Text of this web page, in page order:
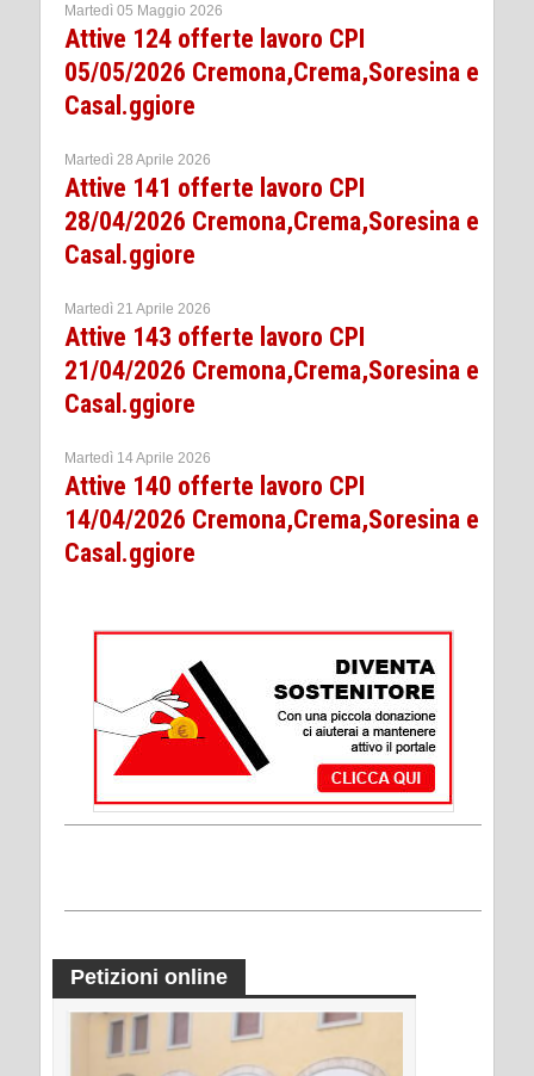
Martedì 05 Maggio 2026
Attive 124 offerte lavoro CPI
05/05/2026 Cremona,Crema,Soresina e
Casal.ggiore
Martedì 28 Aprile 2026
Attive 141 offerte lavoro CPI
28/04/2026 Cremona,Crema,Soresina e
Casal.ggiore
Martedì 21 Aprile 2026
Attive 143 offerte lavoro CPI
21/04/2026 Cremona,Crema,Soresina e
Casal.ggiore
Martedì 14 Aprile 2026
Attive 140 offerte lavoro CPI
14/04/2026 Cremona,Crema,Soresina e
Casal.ggiore
Petizioni online